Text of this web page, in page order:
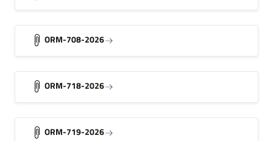
ORM-708-2026
ORM-718-2026
ORM-719-2026